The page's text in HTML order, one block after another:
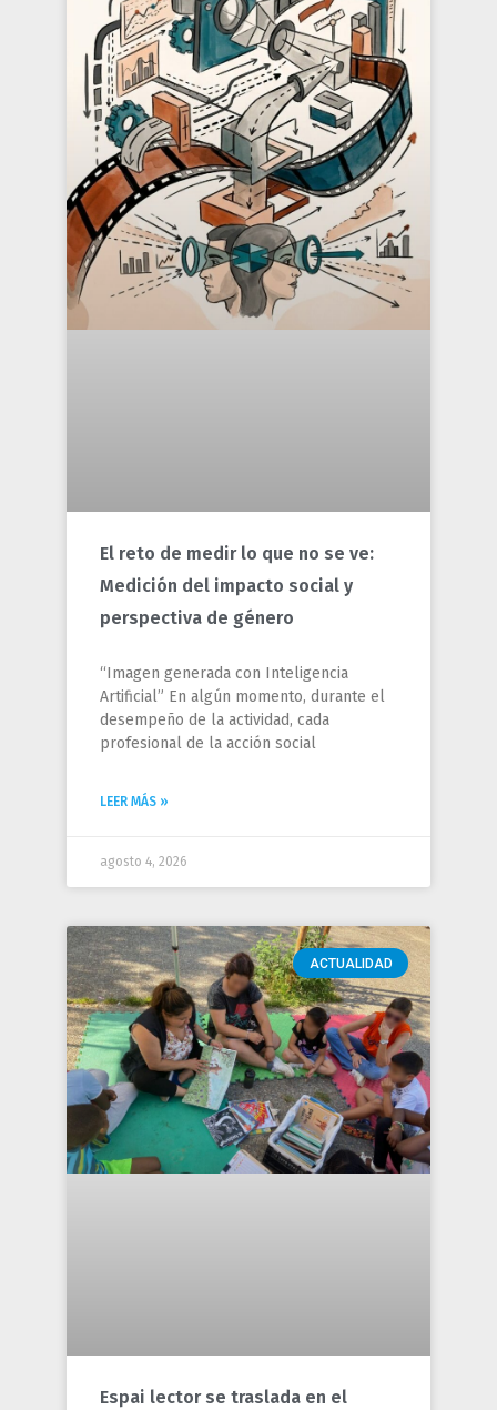
El reto de medir lo que no se ve:
Medición del impacto social y
perspectiva de género
“Imagen generada con Inteligencia
Artificial” En algún momento, durante el
desempeño de la actividad, cada
profesional de la acción social
LEER MÁS »
agosto 4, 2026
ACTUALIDAD
Espai lector se traslada en el